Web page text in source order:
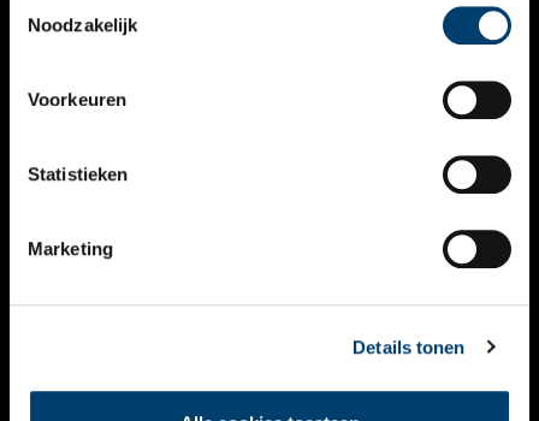
Noodzakelijk
Voorkeuren
Statistieken
Marketing
Details tonen
VERHALEN
KALENDER
THEMA’S
VIDEO’S
CONTACT